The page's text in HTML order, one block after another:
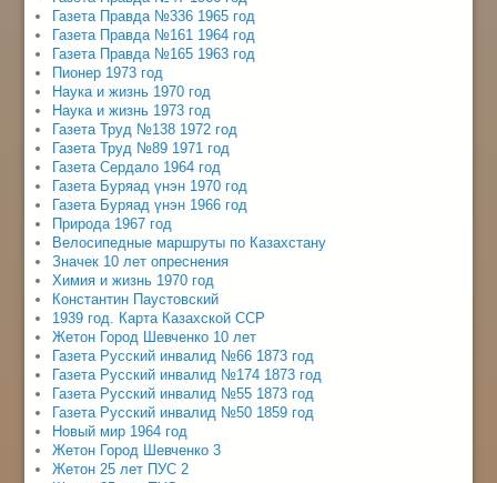
Газета Правда №336 1965 год
Газета Правда №161 1964 год
Газета Правда №165 1963 год
Пионер 1973 год
Наука и жизнь 1970 год
Наука и жизнь 1973 год
Газета Труд №138 1972 год
Газета Труд №89 1971 год
Газета Сердало 1964 год
Газета Буряад үнэн 1970 год
Газета Буряад үнэн 1966 год
Природа 1967 год
Велосипедные маршруты по Казахстану
Значек 10 лет опреснения
Химия и жизнь 1970 год
Константин Паустовский
1939 год. Карта Казахской ССР
Жетон Город Шевченко 10 лет
Газета Русский инвалид №66 1873 год
Газета Русский инвалид №174 1873 год
Газета Русский инвалид №55 1873 год
Газета Русский инвалид №50 1859 год
Новый мир 1964 год
Жетон Город Шевченко 3
Жетон 25 лет ПУС 2